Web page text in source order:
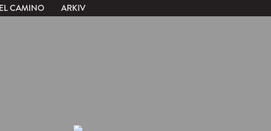
CAMINO ARKIV